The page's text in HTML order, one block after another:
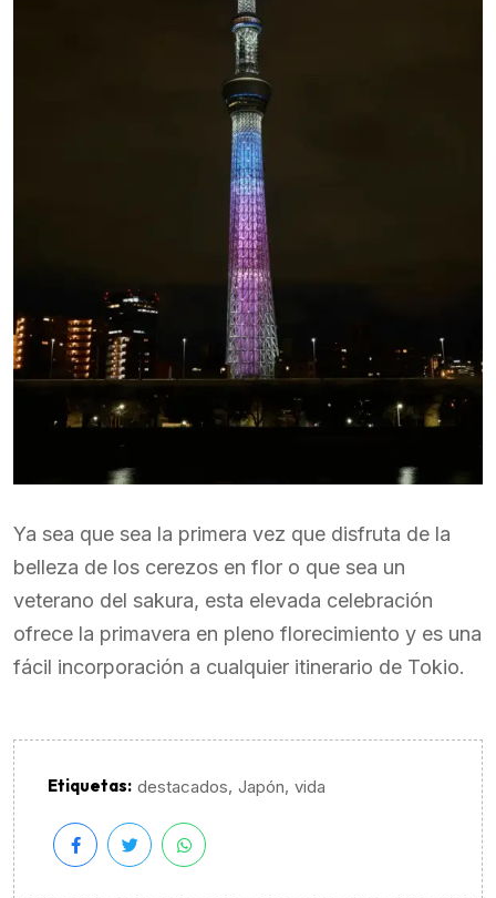
Ya sea que sea la primera vez que disfruta de la
belleza de los cerezos en flor o que sea un
veterano del sakura, esta elevada celebración
ofrece la primavera en pleno florecimiento y es una
fácil incorporación a cualquier itinerario de Tokio.
Etiquetas: destacados, Japón, vida